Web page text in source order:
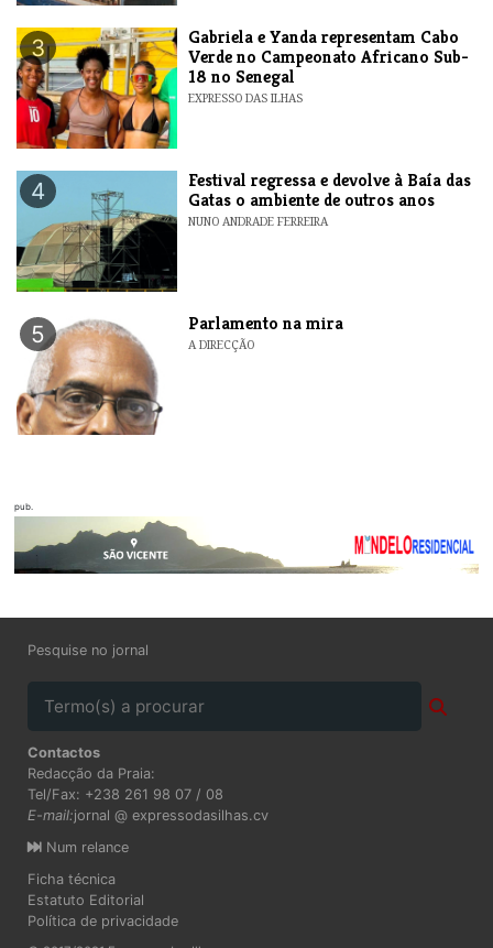
3
Gabriela e Yanda representam Cabo
Verde no Campeonato Africano Sub-
18 no Senegal
EXPRESSO DAS ILHAS
4
Festival regressa e devolve à Baía das
Gatas o ambiente de outros anos
NUNO ANDRADE FERREIRA
5 Parlamento na mira
A DIRECÇÃO
pub.
Pesquise no jornal
Contactos
Redacção da Praia:
Tel/Fax: +238 261 98 07 / 08
E-mail:jornal @ expressodasilhas.cv
Num relance
Ficha técnica
Estatuto Editorial
Política de privacidade